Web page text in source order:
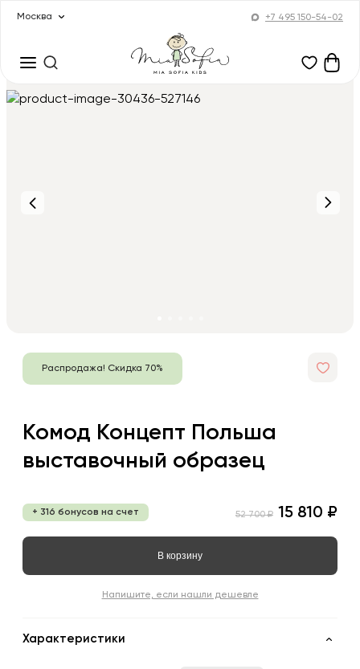
Москва +7 495 150-54-02
Распродажа! Скидка 70%
Комод Концепт Польша
выставочный образец
+ 316 бонусов на счет 52 700 ₽ 15 810 ₽
В корзину
Напишите, если нашли дешевле
Характеристики